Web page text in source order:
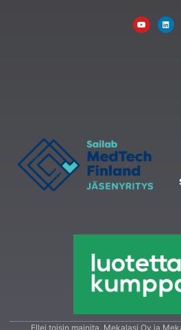
Ellei toisin mainita, Mekalasi Oy ja